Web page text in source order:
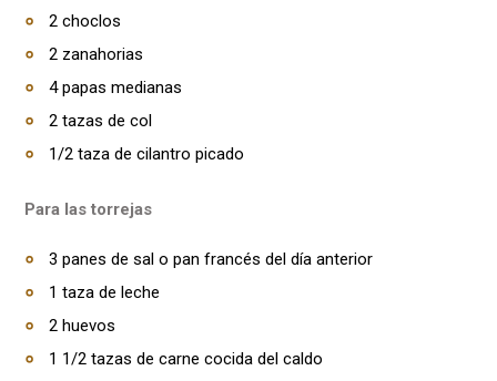
2 choclos
2 zanahorias
4 papas medianas
2 tazas de col
1/2 taza de cilantro picado
Para las torrejas
3 panes de sal o pan francés del día anterior
1 taza de leche
2 huevos
1 1/2 tazas de carne cocida del caldo